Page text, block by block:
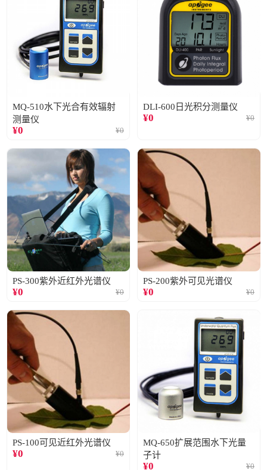
MQ-510水下光合有效辐射
测量仪
¥0 ¥0
DLI-600日光积分测量仪
¥0 ¥0
PS-300紫外近红外光谱仪
¥0 ¥0
PS-200紫外可见光谱仪
¥0 ¥0
PS-100可见近红外光谱仪
¥0 ¥0
MQ-650扩展范围水下光量
子计
¥0 ¥0